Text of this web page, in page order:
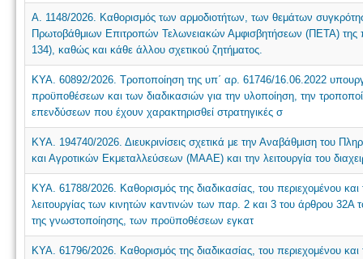
Α. 1148/2026. Καθορισμός των αρμοδιοτήτων, των θεμάτων
Πρωτοβάθμιων Επιτροπών Τελωνειακών Αμφισβητήσεων (ΠΕΤΑ)
134), καθώς και κάθε άλλου σχετικού ζητήματος.
ΚΥΑ. 60892/2026. Τροποποίηση της υπ΄ αρ. 61746/16.06.2022
προϋποθέσεων και των διαδικασιών για την υλοποίηση, την
επενδύσεων που έχουν χαρακτηρισθεί στρατηγικές σ
ΚΥΑ. 194740/2026. Διευκρινίσεις σχετικά με την Αναβάθμιση του
και Αγροτικών Εκμεταλλεύσεων (ΜΑΑΕ) και την λειτουργία του
ΚΥΑ. 61788/2026. Καθορισμός της διαδικασίας, του περιεχομένου
λειτουργίας των κινητών καντινών των παρ. 2 και 3 του άρθρου 32Α
της γνωστοποίησης, των προϋποθέσεων εγκατ
ΚΥΑ. 61796/2026. Καθορισμός της διαδικασίας, του περιεχομένου